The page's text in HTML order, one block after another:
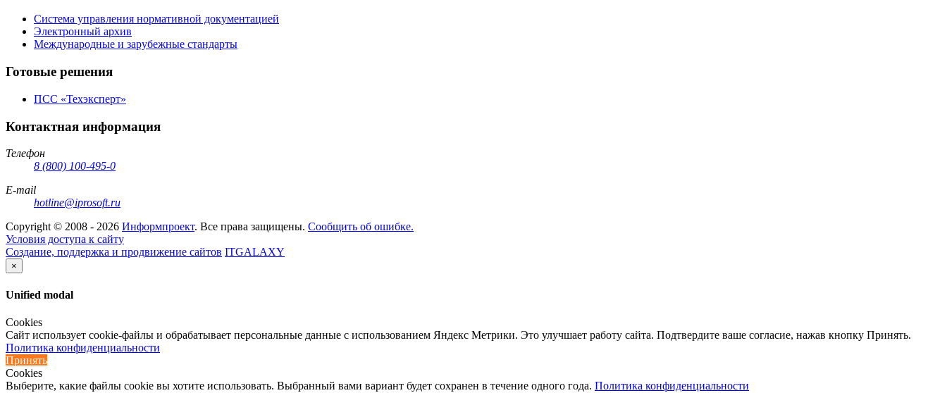
Система управления нормативной документацией
Электронный архив
Международные и зарубежные стандарты
Готовые решения
ПСС «Техэксперт»
Контактная информация
Телефон
8 (800) 100-495-0
E-mail
hotline@iprosoft.ru
Copyright © 2008 - 2026 Информпроект. Все права защищены. Сообщить об ошибке.
Условия доступа к сайту
Создание, поддержка и продвижение сайтов ITGALAXY
×
Unified modal
Cookies
Сайт использует cookie-файлы и обрабатывает персональные данные с использованием Яндекс Метрики. Это улучшает работу сайта. Подтвердите ваше согласие, нажав кнопку Принять.
Политика конфиденциальности
Принять
Cookies
Выберите, какие файлы cookie вы хотите использовать. Выбранный вами вариант будет сохранен в течение одного года. Политика конфиденциальности